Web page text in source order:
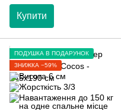
Купити
ПОДУШКА В ПОДАРУНОК
ЗНИЖКА −59%